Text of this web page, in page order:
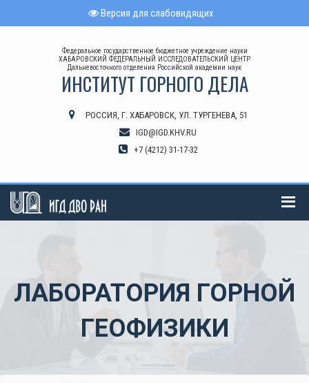
Версия для слабовидящих
Федеральное государственное бюджетное учреждение науки
ХАБАРОВСКИЙ ФЕДЕРАЛЬНЫЙ ИССЛЕДОВАТЕЛЬСКИЙ ЦЕНТР
Дальневосточного отделения Российской академии наук
ИНСТИТУТ ГОРНОГО ДЕЛА
РОССИЯ, Г. ХАБАРОВСК, УЛ. ТУРГЕНЕВА, 51
IGD@IGD.KHV.RU
+7 (4212) 31-17-32
ЛАБОРАТОРИЯ ГОРНОЙ
ГЕОФИЗИКИ